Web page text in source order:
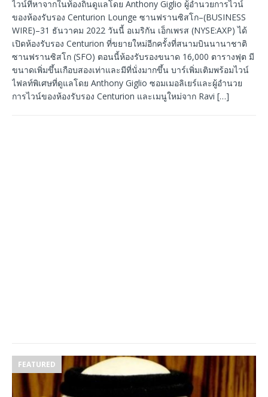
ไวน์ที่หาจากในท้องถิ่นดูแลโดย Anthony Giglio ผู้อำนวยการไวน์
ของห้องรับรอง Centurion Lounge ซานฟรานซิสโก–(BUSINESS
WIRE)–31 ธันวาคม 2022 วันนี้ อเมริกัน เอ็กเพรส (NYSE:AXP) ได้
เปิดห้องรับรอง Centurion ที่ขยายใหม่อีกครั้งที่สนามบินนานาชาติ
ซานฟรานซิสโก (SFO) ตอนนี้ห้องรับรองขนาด 16,000 ตารางฟุต มี
ขนาดเพิ่มขึ้นเกือบสองเท่าและมีที่นั่งมากขึ้น บาร์เพิ่มเติมพร้อมไวน์
ไฟลท์พิเศษที่ดูแลโดย Anthony Giglio ซอมเมอลิเยร์และผู้อำนวย
การไวน์ของห้องรับรอง Centurion และเมนูใหม่จาก Ravi […]
FEATURED